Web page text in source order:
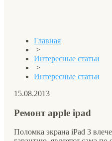
Главная
>
Интересные статьи
>
Интересные статьи
15.08.2013
Ремонт apple ipad
Поломка экрана iPad 3